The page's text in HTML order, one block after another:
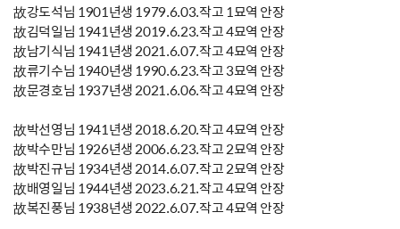
故강도석님 1901년생 1979.6.03.작고 1묘역 안장
故김덕일님 1941년생 2019.6.23.작고 4묘역 안장
故남기식님 1941년생 2021.6.07.작고 4묘역 안장
故류기수님 1940년생 1990.6.23.작고 3묘역 안장
故문경호님 1937년생 2021.6.06.작고 4묘역 안장
故박선영님 1941년생 2018.6.20.작고 4묘역 안장
故박수만님 1926년생 2006.6.23.작고 2묘역 안장
故박진규님 1934년생 2014.6.07.작고 2묘역 안장
故배영일님 1944년생 2023.6.21.작고 4묘역 안장
故복진풍님 1938년생 2022.6.07.작고 4묘역 안장